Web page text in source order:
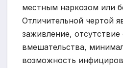
местным наркозом или
Отличительной чертой
заживление, отсутствие
вмешательства,
возможность